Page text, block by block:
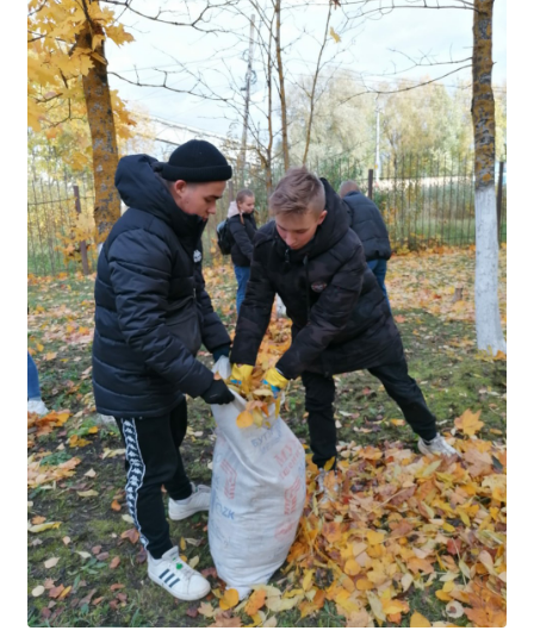
Платные образовательные услуги
Финансово-хозяйственная деятельность
Вакантные места для приёма (перевода)
Международное сотрудничество
Организация питания в образовательной
организации
УЧЕБНАЯ РАБОТА
Расписание занятий
Заочное отделение
Локальные акты
ВОСПИТАТЕЛЬНАЯ РАБОТА
Безопасность на железной дороге
ГТО
Дополнительное образование
Информационная безопасность
Информация для детей-сирот
Памятные даты военной истории